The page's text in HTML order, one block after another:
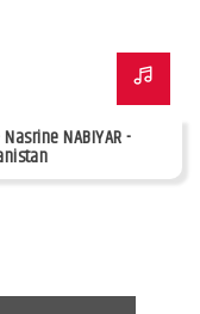
NABIYAR -